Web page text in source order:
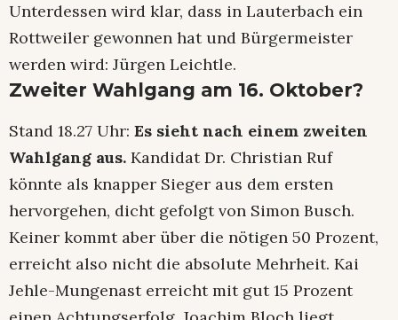
Unterdessen wird klar, dass in Lauterbach ein
Rottweiler gewonnen hat und Bürgermeister
werden wird: Jürgen Leichtle.
Zweiter Wahlgang am 16. Oktober?
Stand 18.27 Uhr: Es sieht nach einem zweiten
Wahlgang aus. Kandidat Dr. Christian Ruf
könnte als knapper Sieger aus dem ersten
hervorgehen, dicht gefolgt von Simon Busch.
Keiner kommt aber über die nötigen 50 Prozent,
erreicht also nicht die absolute Mehrheit. Kai
Jehle-Mungenast erreicht mit gut 15 Prozent